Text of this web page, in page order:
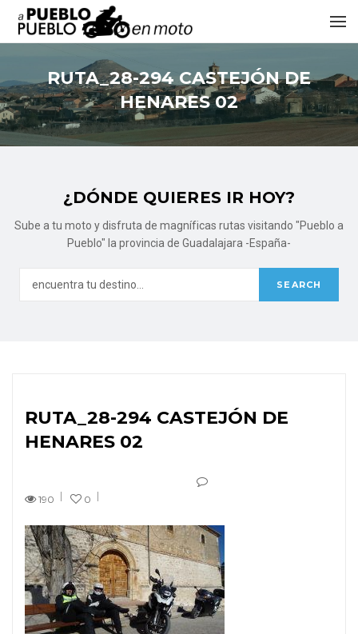
RUTA_28-294 CASTEJÓN DE
HENARES 02
¿DÓNDE QUIERES IR HOY?
Sube a tu moto y disfruta de magníficas rutas visitando "Pueblo a
Pueblo" la provincia de Guadalajara -España-
RUTA_28-294 CASTEJÓN DE
HENARES 02
190 0